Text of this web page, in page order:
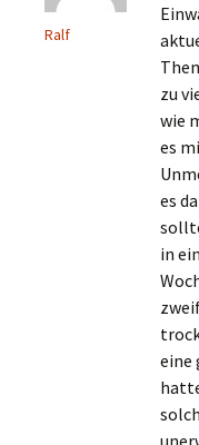
Ralf
zu
wie
es
es
in
eine